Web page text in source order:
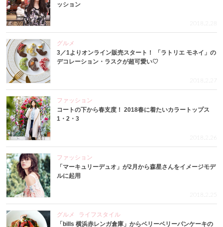
ッション
2018.2.28
グルメ
3／1よりオンライン販売スタート！ 「ラトリエ モネイ」の
デコレーション・ラスクが超可愛い♡
2018.2.27
ファッション
コートの下から春支度！ 2018春に着たいカラートップス
1・2・3
2018.2.26
ファッション
「マーキュリーデュオ」が2月から森星さんをイメージモデ
ルに起用
2018.2.25
グルメ
ライフスタイル
「bills 横浜赤レンガ倉庫」からベリーベリーパンケーキの